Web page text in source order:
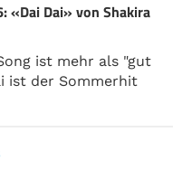
«Dai Dai» von Shakira
ist mehr als "gut
ist der Sommerhit